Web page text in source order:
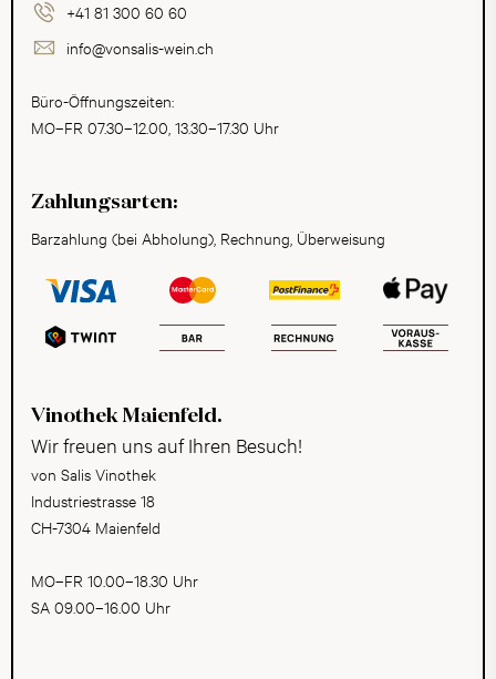
+41 81 300 60 60
info@vonsalis-wein.ch
Büro-Öffnungszeiten:
MO–FR 07.30–12.00, 13.30–17.30 Uhr
Zahlungsarten:
Barzahlung (bei Abholung), Rechnung, Überweisung
Vinothek Maienfeld.
Wir freuen uns auf Ihren Besuch!
von Salis Vinothek
Industriestrasse 18
CH-7304 Maienfeld
MO–FR 10.00–18.30 Uhr
SA 09.00–16.00 Uhr